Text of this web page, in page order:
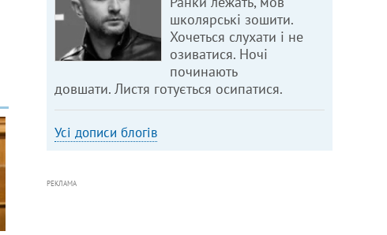
школярські зошити.
Хочеться слухати і не
озиватися. Ночі
починають
довшати. Листя готується осипатися.
Усі дописи блогів
РЕКЛАМА